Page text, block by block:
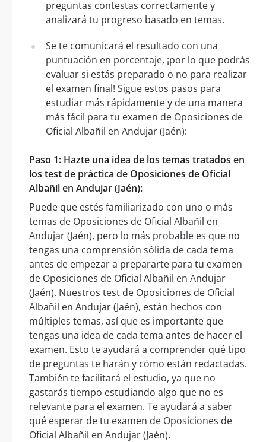
preguntas contestas correctamente y
analizará tu progreso basado en temas.
Se te comunicará el resultado con una
puntuación en porcentaje, ¡por lo que podrás
evaluar si estás preparado o no para realizar
el examen final! Sigue estos pasos para
estudiar más rápidamente y de una manera
más fácil para tu examen de Oposiciones de
Oficial Albañil en Andujar (Jaén):
Paso 1: Hazte una idea de los temas tratados en
los test de práctica de Oposiciones de Oficial
Albañil en Andujar (Jaén):
Puede que estés familiarizado con uno o más
temas de Oposiciones de Oficial Albañil en
Andujar (Jaén), pero lo más probable es que no
tengas una comprensión sólida de cada tema
antes de empezar a prepararte para tu examen
de Oposiciones de Oficial Albañil en Andujar
(Jaén). Nuestros test de Oposiciones de Oficial
Albañil en Andujar (Jaén), están hechos con
múltiples temas, así que es importante que
tengas una idea de cada tema antes de hacer el
examen. Esto te ayudará a comprender qué tipo
de preguntas te harán y cómo están redactadas.
También te facilitará el estudio, ya que no
gastarás tiempo estudiando algo que no es
relevante para el examen. Te ayudará a saber
qué esperar de tu examen de Oposiciones de
Oficial Albañil en Andujar (Jaén).